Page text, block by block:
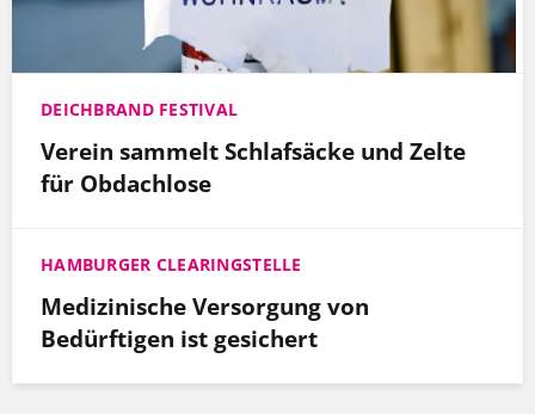
DEICHBRAND FESTIVAL
Verein sammelt Schlafsäcke und Zelte
für Obdachlose
HAMBURGER CLEARINGSTELLE
Medizinische Versorgung von
Bedürftigen ist gesichert